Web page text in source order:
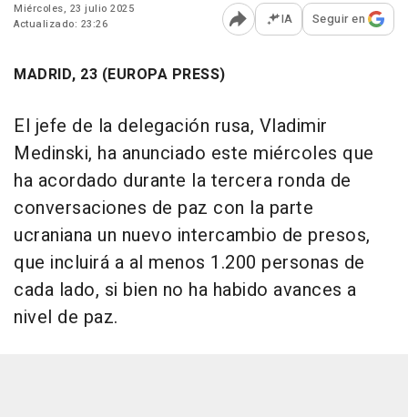
Miércoles, 23 julio 2025
Actualizado: 23:26
Abrir opciones para
IA Seguir en
MADRID, 23 (EUROPA PRESS)
El jefe de la delegación rusa, Vladimir
Medinski, ha anunciado este miércoles que
ha acordado durante la tercera ronda de
conversaciones de paz con la parte
ucraniana un nuevo intercambio de presos,
que incluirá a al menos 1.200 personas de
cada lado, si bien no ha habido avances a
nivel de paz.